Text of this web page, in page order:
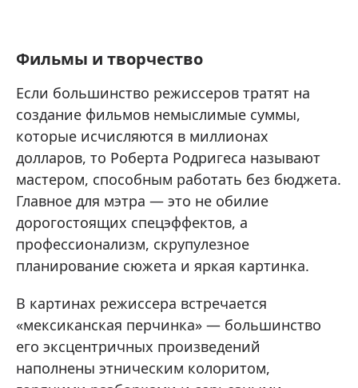
Фильмы и творчество
Если большинство режиссеров тратят на
создание фильмов немыслимые суммы,
которые исчисляются в миллионах
долларов, то Роберта Родригеса называют
мастером, способным работать без бюджета.
Главное для мэтра — это не обилие
дорогостоящих спецэффектов, а
профессионализм, скрупулезное
планирование сюжета и яркая картинка.
В картинах режиссера встречается
«мексиканская перчинка» — большинство
его эксцентричных произведений
наполнены этническим колоритом,